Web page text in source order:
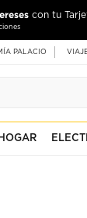
con tu
PALACIO
HOGAR